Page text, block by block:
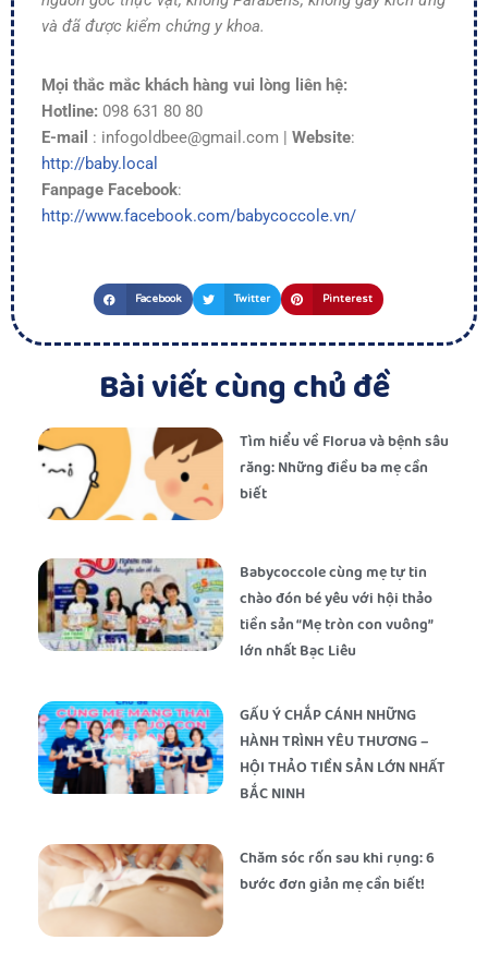
và đã được kiểm chứng y khoa.
Mọi thắc mắc khách hàng vui lòng liên hệ:
Hotline: 098 631 80 80
E-mail : infogoldbee@gmail.com | Website:
http://baby.local
Fanpage Facebook:
http://www.facebook.com/babycoccole.vn/
Facebook Twitter Pinterest
Bài viết cùng chủ đề
Tìm hiểu về Florua và bệnh sâu
răng: Những điều ba mẹ cần
biết
Babycoccole cùng mẹ tự tin
chào đón bé yêu với hội thảo
tiền sản “Mẹ tròn con vuông”
lớn nhất Bạc Liêu
GẤU Ý CHẮP CÁNH NHỮNG
HÀNH TRÌNH YÊU THƯƠNG –
HỘI THẢO TIỀN SẢN LỚN NHẤT
BẮC NINH
Chăm sóc rốn sau khi rụng: 6
bước đơn giản mẹ cần biết!